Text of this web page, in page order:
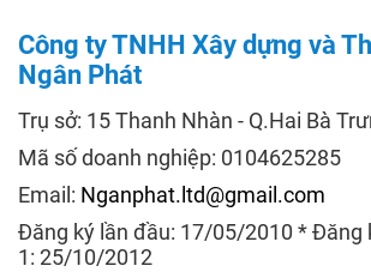
Công ty TNHH Xây dựng và
Ngân Phát
Trụ sở: 15 Thanh Nhàn - Q.Hai Bà
Mã số doanh nghiệp: 0104625285
Email: Nganphat.ltd@gmail.com
Đăng ký lần đầu: 17/05/2010 * Đăng
1: 25/10/2012